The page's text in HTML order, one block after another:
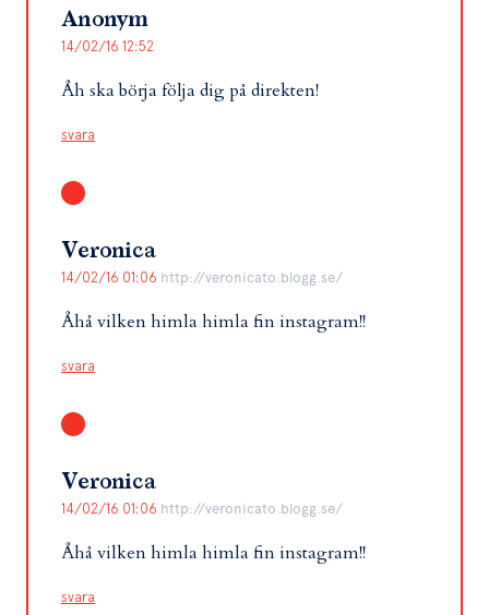
Anonym
14/02/16 12:52
Åh ska börja följa dig på direkten!
svara
Veronica
14/02/16 01:06 http://veronicato.blogg.se/
Åhå vilken himla himla fin instagram!!
svara
Veronica
14/02/16 01:06 http://veronicato.blogg.se/
Åhå vilken himla himla fin instagram!!
svara